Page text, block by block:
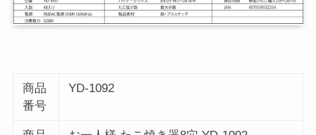
商品
番号
YD-1092